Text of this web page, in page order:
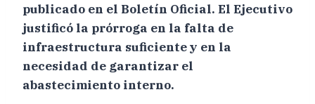
publicado en el Boletín Oficial. El Ejecutivo
justificó la prórroga en la falta de
infraestructura suficiente y en la
necesidad de garantizar el
abastecimiento interno.